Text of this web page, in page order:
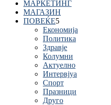
МАРКЕТИНГ
МАГАЗИН
ПОВЕЌЕ
Економија
Политика
Здравје
Колумни
Актуелно
Интервјуа
Спорт
Празници
Друго